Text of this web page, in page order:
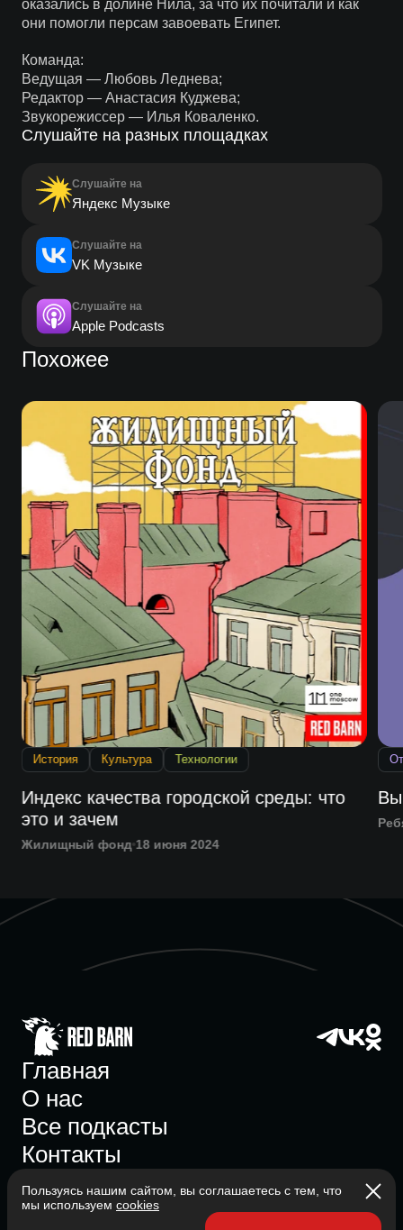
оказались в долине Нила, за что их почитали и как
они помогли персам завоевать Египет.
Команда:
Ведущая — Любовь Леднева;
Редактор — Анастасия Куджева;
Звукорежиссер — Илья Коваленко.
Слушайте на разных площадках
Слушайте на
Яндекс Музыке
Слушайте на
VK Музыке
Слушайте на
Apple Podcasts
Похожее
История Культура Технологии
Индекс качества городской среды: что
это и зачем
Жилищный фонд 18 июня 2024
Главная
О нас
Все подкасты
Контакты
Пользуясь нашим сайтом, вы соглашаетесь с тем, что
мы используем cookies